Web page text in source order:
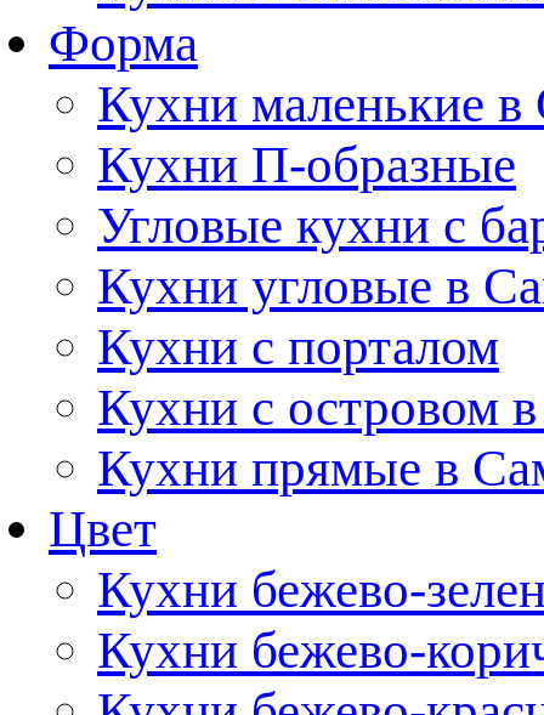
Форма
Кухни маленькие в
Кухни П-образные
Угловые кухни с
Кухни угловые в
Кухни с порталом
Кухни с островом
Кухни прямые в
Цвет
Кухни бежево-
Кухни бежево-